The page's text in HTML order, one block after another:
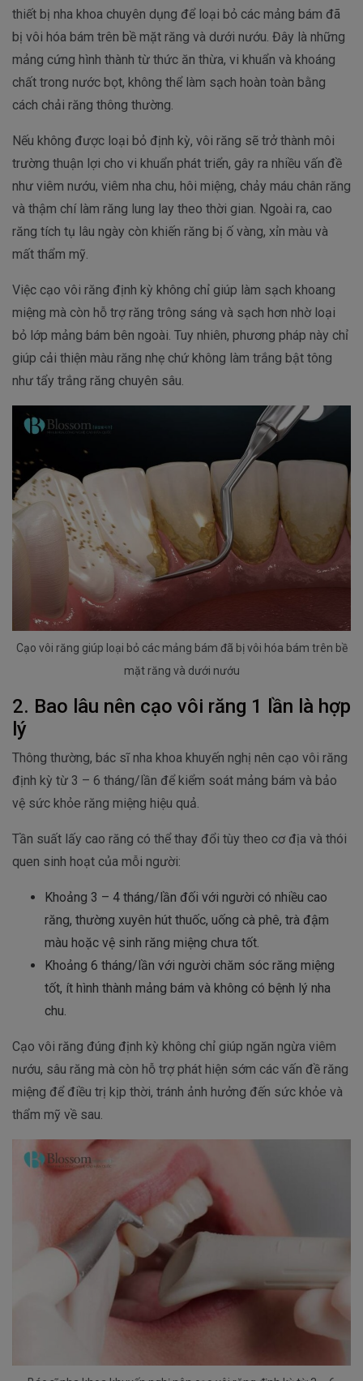
thiết bị nha khoa chuyên dụng để loại bỏ các mảng bám đã
bị vôi hóa bám trên bề mặt răng và dưới nướu. Đây là những
mảng cứng hình thành từ thức ăn thừa, vi khuẩn và khoáng
chất trong nước bọt, không thể làm sạch hoàn toàn bằng
cách chải răng thông thường.
Nếu không được loại bỏ định kỳ, vôi răng sẽ trở thành môi
trường thuận lợi cho vi khuẩn phát triển, gây ra nhiều vấn đề
như viêm nướu, viêm nha chu, hôi miệng, chảy máu chân răng
và thậm chí làm răng lung lay theo thời gian. Ngoài ra, cao
răng tích tụ lâu ngày còn khiến răng bị ố vàng, xỉn màu và
mất thẩm mỹ.
Việc cạo vôi răng định kỳ không chỉ giúp làm sạch khoang
miệng mà còn hỗ trợ răng trông sáng và sạch hơn nhờ loại
bỏ lớp mảng bám bên ngoài. Tuy nhiên, phương pháp này chỉ
giúp cải thiện màu răng nhẹ chứ không làm trắng bật tông
như tẩy trắng răng chuyên sâu.
Cạo vôi răng giúp loại bỏ các mảng bám đã bị vôi hóa bám trên bề
mặt răng và dưới nướu
2. Bao lâu nên cạo vôi răng 1 lần là hợp
lý
Thông thường, bác sĩ nha khoa khuyến nghị nên cạo vôi răng
định kỳ từ 3 – 6 tháng/lần để kiểm soát mảng bám và bảo
vệ sức khỏe răng miệng hiệu quả.
Tần suất lấy cao răng có thể thay đổi tùy theo cơ địa và thói
quen sinh hoạt của mỗi người:
Khoảng 3 – 4 tháng/lần đối với người có nhiều cao
răng, thường xuyên hút thuốc, uống cà phê, trà đậm
màu hoặc vệ sinh răng miệng chưa tốt.
Khoảng 6 tháng/lần với người chăm sóc răng miệng
tốt, ít hình thành mảng bám và không có bệnh lý nha
chu.
Cạo vôi răng đúng định kỳ không chỉ giúp ngăn ngừa viêm
nướu, sâu răng mà còn hỗ trợ phát hiện sớm các vấn đề răng
miệng để điều trị kịp thời, tránh ảnh hưởng đến sức khỏe và
thẩm mỹ về sau.